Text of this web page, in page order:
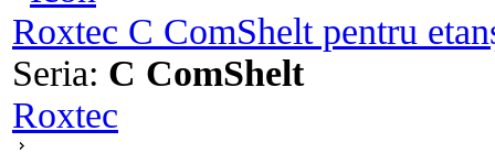
Roxtec C ComShelt pentru
Seria: C ComShelt
Roxtec